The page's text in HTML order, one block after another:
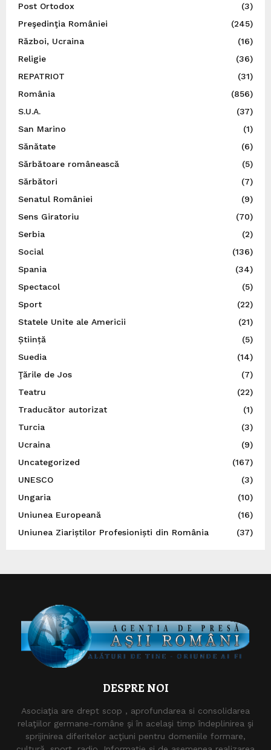
Post Ortodox
(3)
Preşedinţia României
(245)
Război, Ucraina
(16)
Religie
(36)
REPATRIOT
(31)
România
(856)
S.U.A.
(37)
San Marino
(1)
Sănătate
(6)
Sărbătoare românească
(5)
Sărbători
(7)
Senatul României
(9)
Sens Giratoriu
(70)
Serbia
(2)
Social
(136)
Spania
(34)
Spectacol
(5)
Sport
(22)
Statele Unite ale Americii
(21)
Știință
(5)
Suedia
(14)
Ţările de Jos
(7)
Teatru
(22)
Traducător autorizat
(1)
Turcia
(3)
Ucraina
(9)
Uncategorized
(167)
UNESCO
(3)
Ungaria
(10)
Uniunea Europeană
(16)
Uniunea Ziariștilor Profesioniști din România
(37)
DESPRE NOI
Asociaţia are drept scop , aprofundarea si consolidarea
relaţiilor germane-române şi în acelaşi timp îndeplinirea şi
sprijinirea diferitelor acţiuni pentru domeniile formare,